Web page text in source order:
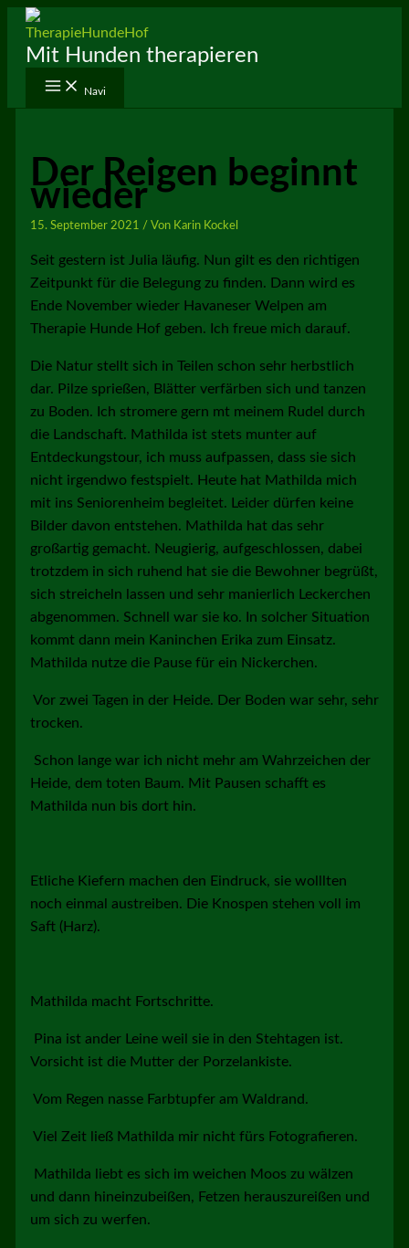
Zum
Inhalt
springen
Mit Hunden therapieren
Navi
Der Reigen beginnt
wieder
15. September 2021 / Von Karin Kockel
Seit gestern ist Julia läufig. Nun gilt es den richtigen
Zeitpunkt für die Belegung zu finden. Dann wird es
Ende November wieder Havaneser Welpen am
Therapie Hunde Hof geben. Ich freue mich darauf.
Die Natur stellt sich in Teilen schon sehr herbstlich
dar. Pilze sprießen, Blätter verfärben sich und tanzen
zu Boden. Ich stromere gern mt meinem Rudel durch
die Landschaft. Mathilda ist stets munter auf
Entdeckungstour, ich muss aufpassen, dass sie sich
nicht irgendwo festspielt. Heute hat Mathilda mich
mit ins Seniorenheim begleitet. Leider dürfen keine
Bilder davon entstehen. Mathilda hat das sehr
großartig gemacht. Neugierig, aufgeschlossen, dabei
trotzdem in sich ruhend hat sie die Bewohner begrüßt,
sich streicheln lassen und sehr manierlich Leckerchen
abgenommen. Schnell war sie ko. In solcher Situation
kommt dann mein Kaninchen Erika zum Einsatz.
Mathilda nutze die Pause für ein Nickerchen.
Vor zwei Tagen in der Heide. Der Boden war sehr, sehr
trocken.
Schon lange war ich nicht mehr am Wahrzeichen der
Heide, dem toten Baum. Mit Pausen schafft es
Mathilda nun bis dort hin.
Etliche Kiefern machen den Eindruck, sie wolllten
noch einmal austreiben. Die Knospen stehen voll im
Saft (Harz).
Mathilda macht Fortschritte.
Pina ist ander Leine weil sie in den Stehtagen ist.
Vorsicht ist die Mutter der Porzelankiste.
Vom Regen nasse Farbtupfer am Waldrand.
Viel Zeit ließ Mathilda mir nicht fürs Fotografieren.
Mathilda liebt es sich im weichen Moos zu wälzen
und dann hineinzubeißen, Fetzen herauszureißen und
um sich zu werfen.